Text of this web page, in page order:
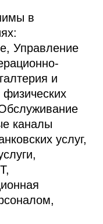
в
Управление
и
каналы
услуг,